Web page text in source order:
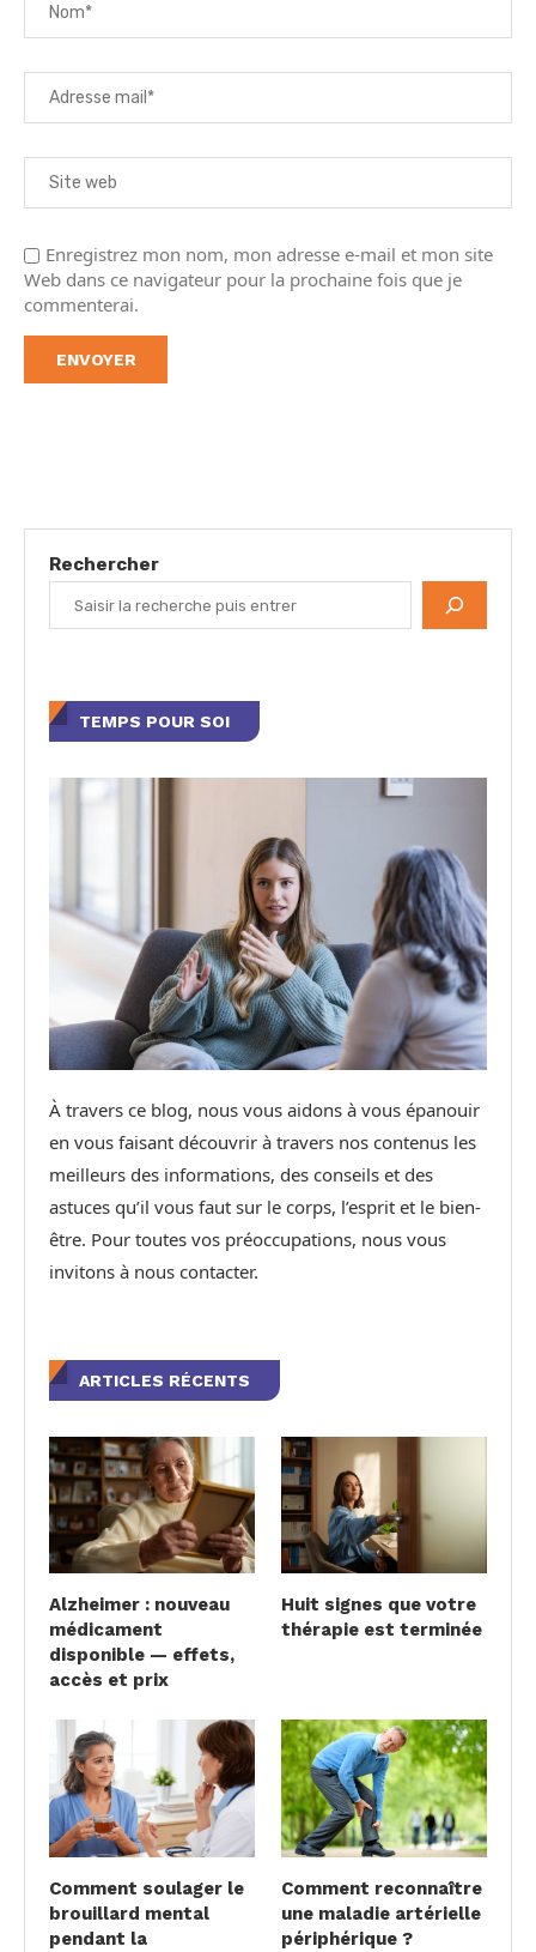
Enregistrez mon nom, mon adresse e-mail et mon site
Web dans ce navigateur pour la prochaine fois que je
commenterai.
Rechercher
TEMPS POUR SOI
À travers ce blog, nous vous aidons à vous épanouir
en vous faisant découvrir à travers nos contenus les
meilleurs des informations, des conseils et des
astuces qu’il vous faut sur le corps, l’esprit et le bien-
être. Pour toutes vos préoccupations, nous vous
invitons à nous contacter.
ARTICLES RÉCENTS
Alzheimer : nouveau
médicament
disponible — effets,
accès et prix
Huit signes que votre
thérapie est terminée
Comment soulager le
brouillard mental
pendant la
Comment reconnaître
une maladie artérielle
périphérique ?